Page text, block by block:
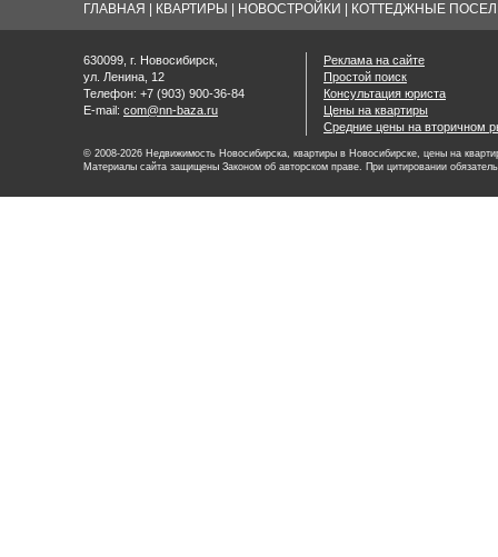
ГЛАВНАЯ КВАРТИРЫ НОВОСТРОЙКИ КОТТЕДЖНЫЕ
630099, г. Новосибирск,
ул. Ленина, 12
Телефон: +7 (903) 900-36-84
E-mail: com@nn-baza.ru
Реклама на сайте
Простой поиск
Консультация юриста
Цены на квартиры
Средние цены на вторичном
© 2008-2026 Недвижимость Новосибирска, квартиры в Новосибирске, цены на
Материалы сайта защищены Законом об авторском праве. При цитировании